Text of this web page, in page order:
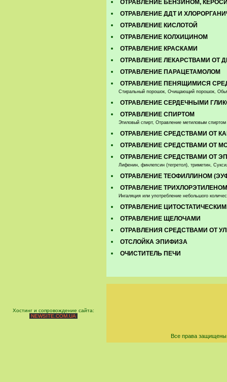
ОТРАВЛЕНИЕ БЕНЗИНОМ,
ОТРАВЛЕНИЕ ДДТ И
ОТРАВЛЕНИЕ КИСЛОТОЙ
ОТРАВЛЕНИЕ КОЛХИЦИНОМ
ОТРАВЛЕНИЕ КРАСКАМИ
ОТРАВЛЕНИЕ ЛЕКАРСТВАМИ ОТ
ОТРАВЛЕНИЕ ПАРАЦЕТАМОЛОМ
ОТРАВЛЕНИЕ ПЕНЯЩИМИСЯ
Стиральный порошок, Очищающий порошок,
ОТРАВЛЕНИЕ СЕРДЕЧНЫМИ
ОТРАВЛЕНИЕ СПИРТОМ
Этиловый спирт, Отравление метиловым
ОТРАВЛЕНИЕ СРЕДСТВАМИ ОТ
ОТРАВЛЕНИЕ СРЕДСТВАМИ ОТ
ОТРАВЛЕНИЕ СРЕДСТВАМИ ОТ
Лифенин, финлепсин (тегретол), триметин,
ОТРАВЛЕНИЕ ТЕОФИЛЛИНОМ
ОТРАВЛЕНИЕ ТРИХЛОРЭТИЛЕНОМ
Ингаляция или употребление небольшого
ОТРАВЛЕНИЕ
ОТРАВЛЕНИЕ ЩЕЛОЧАМИ
ОТРАВЛЕНИЯ СРЕДСТВАМИ ОТ
ОТСЛОЙКА ЭПИФИЗА
ОЧИСТИТЕЛЬ ПЕЧИ
Хостинг и сопровождение сайта:
NEWSITE.COM.UA
Все права